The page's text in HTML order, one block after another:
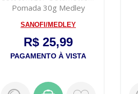
Pomada 30g Medley
SANOFI/MEDLEY
R$ 25,99
PAGAMENTO À VISTA